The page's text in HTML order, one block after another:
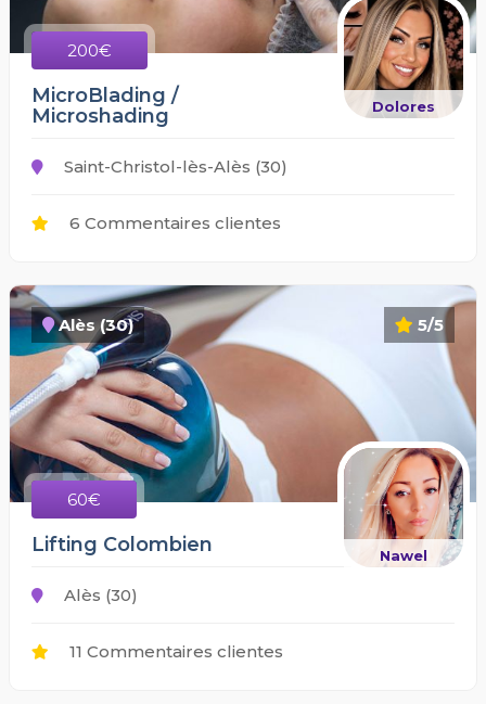
200€
Dolores
MicroBlading /
Microshading
Saint-Christol-lès-Alès (30)
6 Commentaires clientes
5/5
Alès (30)
60€
Nawel
Lifting Colombien
Alès (30)
11 Commentaires clientes